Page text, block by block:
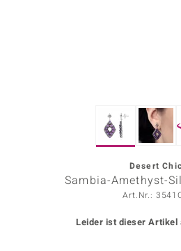
Desert Chic
Sambia-Amethyst-
Art.Nr.:
Leider ist dieser Artikel